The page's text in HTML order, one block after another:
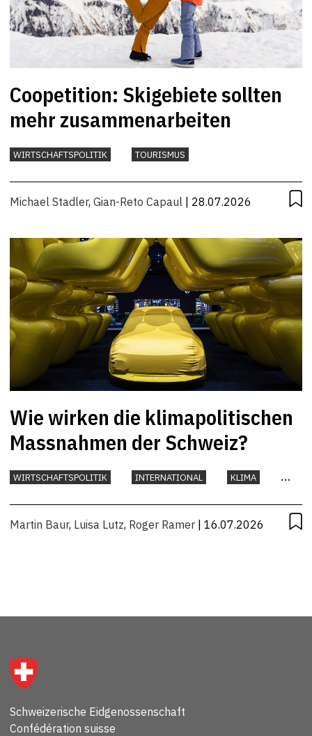
Coopetition: Skigebiete sollten
mehr zusammenarbeiten
WIRTSCHAFTSPOLITIK TOURISMUS
Michael Stadler, Gian-Reto Capaul | 28.07.2026
Wie wirken die klimapolitischen
Massnahmen der Schweiz?
WIRTSCHAFTSPOLITIK INTERNATIONAL
KLIMA
Martin Baur, Luisa Lutz, Roger Ramer | 16.07.2026
Schweizerische Eidgenossenschaft
Confédération suisse